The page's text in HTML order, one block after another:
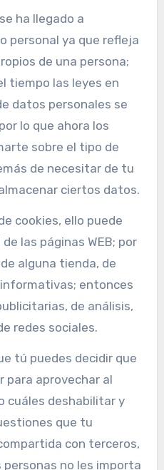
ha llegado a
personal ya que refleja
de una persona;
tiempo las leyes en
datos personales se
lo que ahora los
sobre el tipo de
de necesitar de tu
ciertos datos.
cookies, ello puede
las páginas WEB; por
alguna tienda, de
entonces
de análisis,
redes sociales.
tú puedes decidir que
para aprovechar al
cuáles deshabilitar y
que tu
con terceros,
personas no les importa